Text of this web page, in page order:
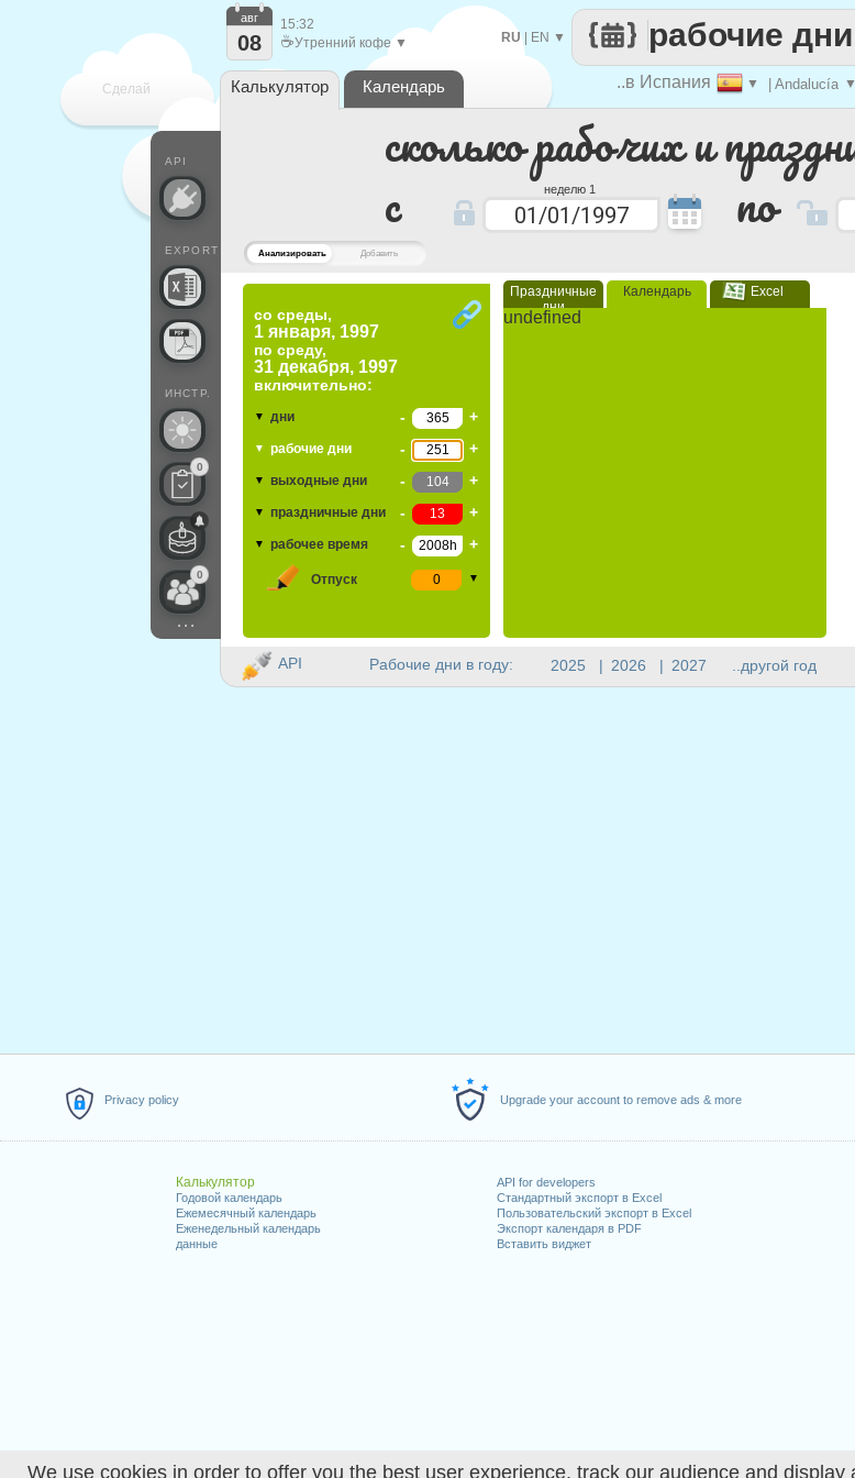
We use cookies in order to offer you the best user experience, track our audience and display
Privacy policy Upgrade your account to remove ads & more
Калькулятор
Годовой календарь
Ежемесячный календарь
Еженедельный календарь
данные
API for developers
Стандартный экспорт в Excel
Пользовательский экспорт в Excel
Экспорт календаря в PDF
Вставить виджет
Анализировать Добавить
сколько рабочих и
c
неделю 1 по
со среды,
1 января, 1997
по среду,
31 декабря, 1997
включительно:
▼ дни - +
▼ рабочие дни - +
▼ выходные дни - +
▼ праздничные дни - +
▼ рабочее время - +
Отпуск ▼
Праздничные
дни
Календарь Excel
undefined
Сделай ..в Испания ▼ | Andalucía ▼
рабочие дни
RU| EN ▼
API
EXPORT
ИНСТР.
0
0
...
авг
08
15:32
☕Утренний кофе ▼
Калькулятор Календарь
Рабочие дни в году: 2025 | 2026 | 2027 ..другой год
API